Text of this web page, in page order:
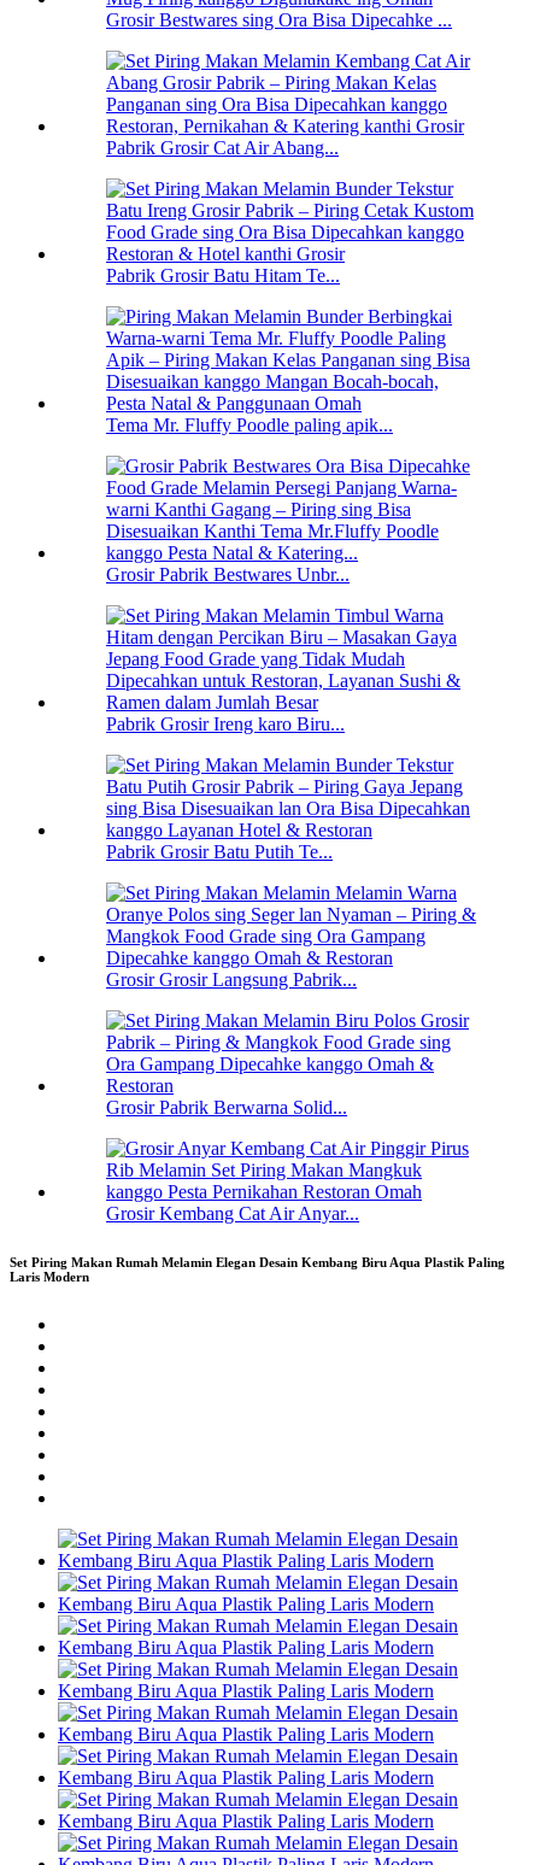
Grosir Bestwares sing Ora Bisa Dipecahke ...
Pabrik Grosir Cat Air Abang...
Pabrik Grosir Batu Hitam Te...
Tema Mr. Fluffy Poodle paling apik...
Grosir Pabrik Bestwares Unbr...
Pabrik Grosir Ireng karo Biru...
Pabrik Grosir Batu Putih Te...
Grosir Grosir Langsung Pabrik...
Grosir Pabrik Berwarna Solid...
Grosir Kembang Cat Air Anyar...
Set Piring Makan Rumah Melamin Elegan Desain Kembang Biru Aqua Plastik Paling
Laris Modern